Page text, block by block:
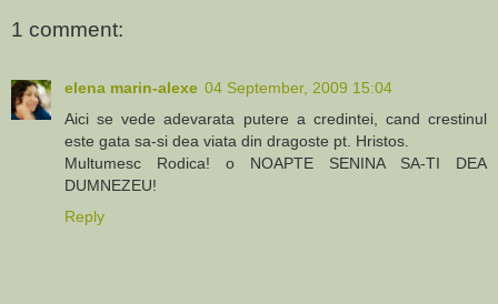
1 comment:
elena marin-alexe 04 September, 2009 15:04
Aici se vede adevarata putere a credintei, cand crestinul
este gata sa-si dea viata din dragoste pt. Hristos.
Multumesc Rodica! o NOAPTE SENINA SA-TI DEA
DUMNEZEU!
Reply